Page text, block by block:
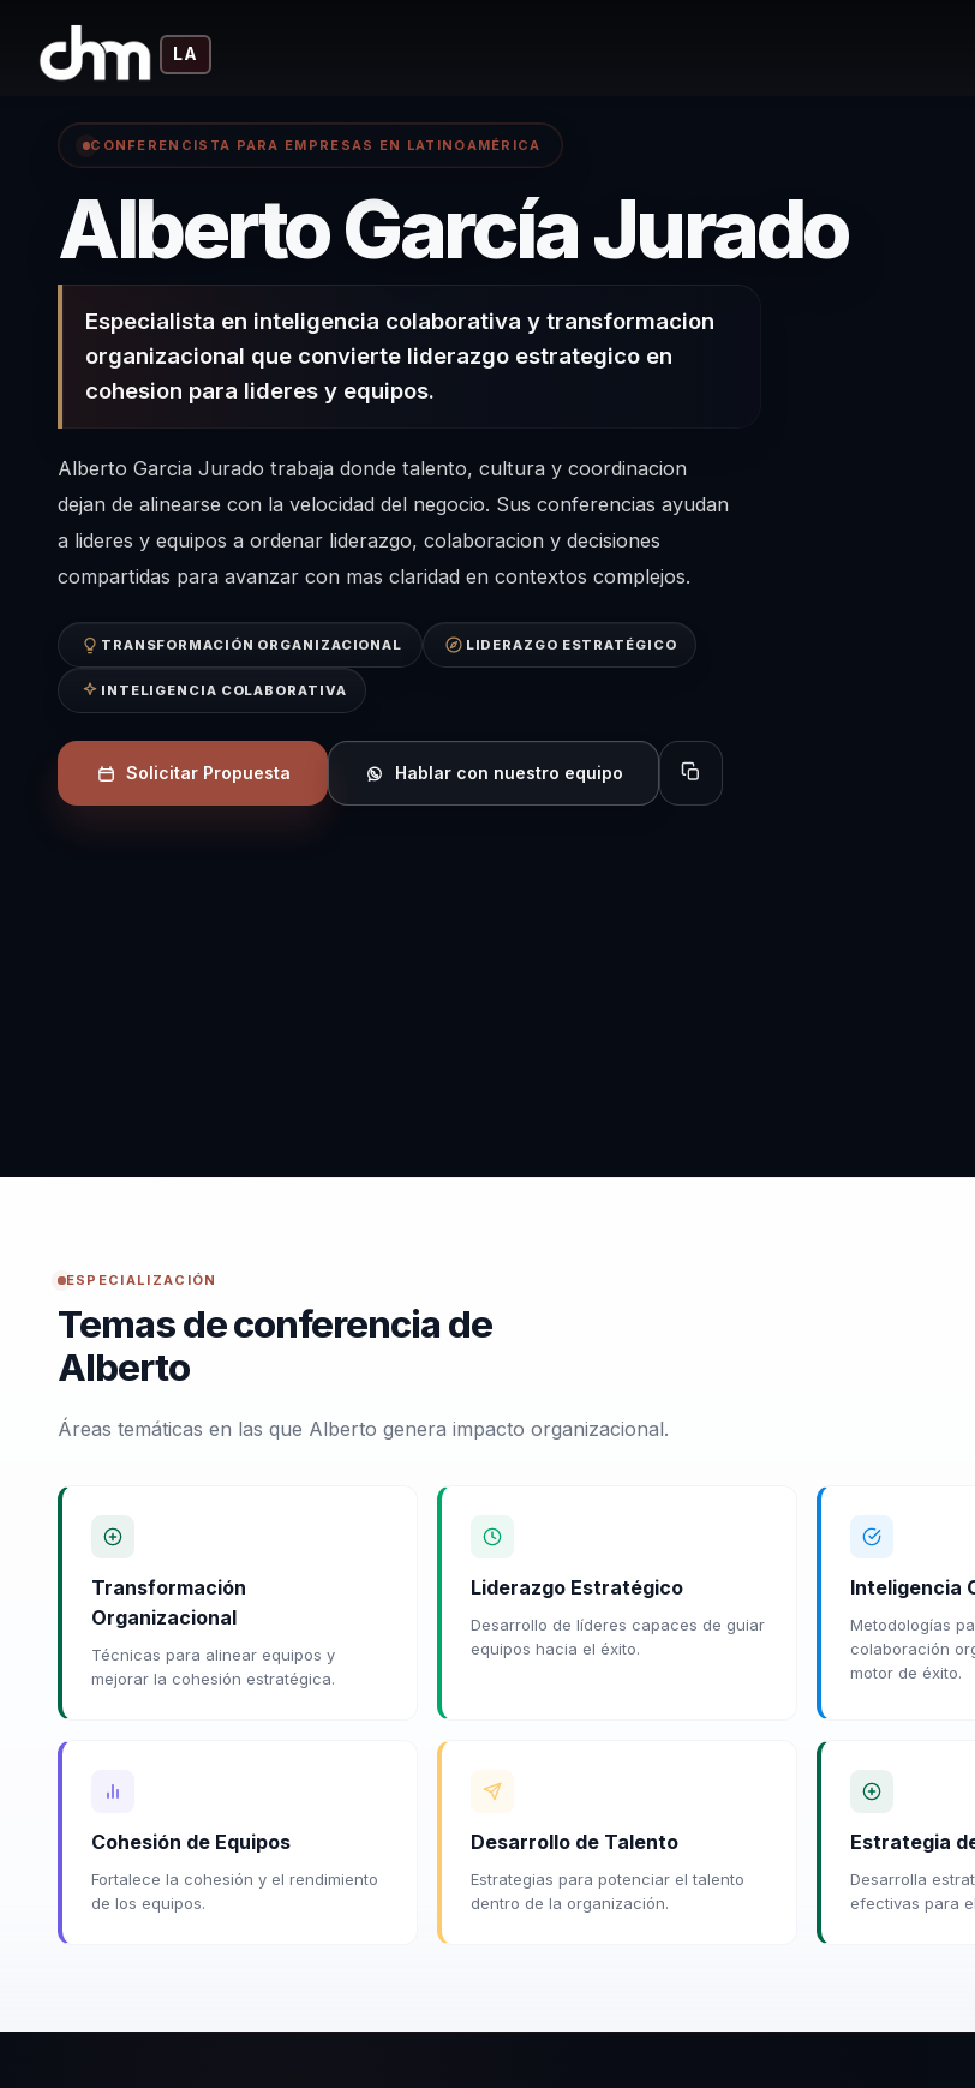
LA
CONFERENCISTA PARA EMPRESAS EN LATINOAMÉRICA
Alberto García Jurado–
Especialista en inteligencia colaborativa y transformacion
organizacional que convierte liderazgo estrategico en
cohesion para lideres y equipos.
Alberto Garcia Jurado trabaja donde talento, cultura y coordinacion
dejan de alinearse con la velocidad del negocio. Sus conferencias ayudan
a lideres y equipos a ordenar liderazgo, colaboracion y decisiones
compartidas para avanzar con mas claridad en contextos complejos.
TRANSFORMACIÓN ORGANIZACIONAL LIDERAZGO ESTRATÉGICO
INTELIGENCIA COLABORATIVA
Solicitar Propuesta Hablar con nuestro equipo Copiar perfil para compartir
ESPECIALIZACIÓN
Temas de conferencia de
Alberto
Áreas temáticas en las que Alberto genera impacto organizacional.
Transformación
Organizacional
Técnicas para alinear equipos y
mejorar la cohesión estratégica.
Liderazgo Estratégico
Desarrollo de líderes capaces de guiar
equipos hacia el éxito.
Inteligencia
Metodologías
colaboración
motor de éxito.
Cohesión de Equipos
Fortalece la cohesión y el rendimiento
de los equipos.
Desarrollo de Talento
Estrategias para potenciar el talento
dentro de la organización.
Estrategia
Desarrolla
efectivas para